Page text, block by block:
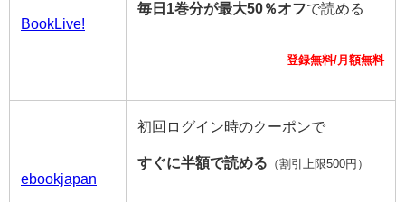
BookLive!
毎日1巻分が最大50％オフで読める
登録無料/月額無料
ebookjapan
初回ログイン時のクーポンで
すぐに半額で読める （割引上限500円）